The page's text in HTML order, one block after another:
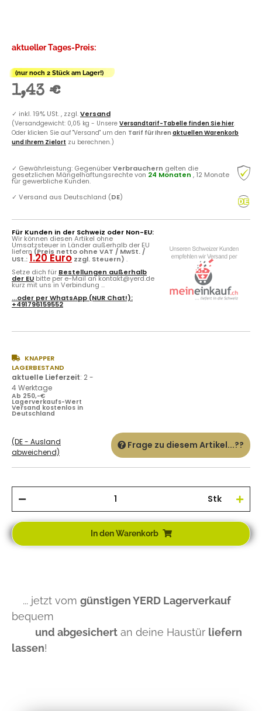
aktueller Tages-Preis:
(nur noch 2 Stück am Lager!)
1,43 €
✓ inkl. 19% USt. , zzgl.Versand
(Versandgewicht: 0,05 kg - Unsere Versandtarif-Tabelle finden Sie hier.
Oder klicken Sie auf "Versand" um den Tarif für Ihren aktuellen Warenkorb
und Ihrem Zielort zu berechnen.)
✓ Gewährleistung: GegenüberVerbrauchern gelten die
gesetzlichen Mängelhaftungsrechte von 24 Monaten , 12 Monate
für gewerbliche Kunden.
✓ Versand aus Deutschland (DE)
Für Kunden in der Schweiz oder Non-EU:
Wir können diesen Artikel ohne
Umsatzsteuer in Länder außerhalb der EU
liefern (Preis netto ohne VAT / MwSt. /
USt.:1.20 Euro zzgl. Steuern) .
Setze dich für Bestellungen außerhalb
der EU bitte per e-Mail an kontakt@yerd.de
kurz mit uns in Verbindung ...
...oder perWhatsApp (NUR Chat!):
+491796159552
KNAPPER
LAGERBESTAND
aktuelle Lieferzeit: 2 -
4 Werktage
Ab 250,-€
Lagerverkaufs-Wert
Versand kostenlos in
Deutschland
(DE - Ausland
abweichend)
Frage zu diesem Artikel...??
Stk
In den Warenkorb
... jetzt vom günstigen YERD Lagerverkauf
bequem
und abgesichert an deine Haustür liefern
lassen!